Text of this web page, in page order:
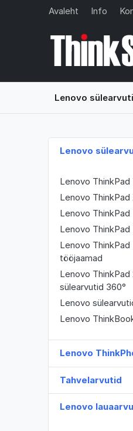
Avaleht Info
Lenovo
Lenovo
Lenovo ThinkPad
Lenovo ThinkPad
Lenovo ThinkPad
Lenovo ThinkPad
Lenovo ThinkPad
tööjaamad
Lenovo ThinkPad
sülearvutid 360°
Lenovo
Lenovo
Lenovo
Tahvelarvutid
Lenovo